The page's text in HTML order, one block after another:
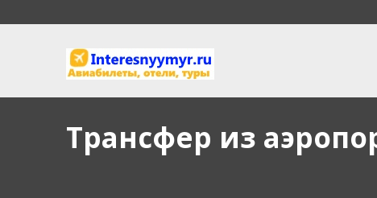
Трансфер из